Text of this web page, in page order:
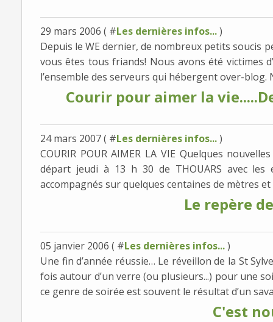
29 mars 2006 ( #Les dernières infos...)
Depuis le WE dernier, de nombreux petits
vous êtes tous friands! Nous avons été victimes
l’ensemble des serveurs qui hébergent over-blog.
Courir pour aimer la
24 mars 2007 ( #Les dernières infos...)
COURIR POUR AIMER LA VIE Quelques
départ jeudi à 13 h 30 de THOUARS avec les
accompagnés sur quelques centaines de mètres
Le repère
05 janvier 2006 ( #Les dernières infos...)
Une fin d’année réussie… Le réveillon de la St
fois autour d’un verre (ou plusieurs...) pour une
ce genre de soirée est souvent le résultat d’un
C'est